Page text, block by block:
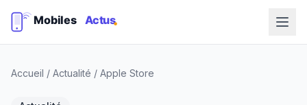
Accueil / Actualité / Apple Store